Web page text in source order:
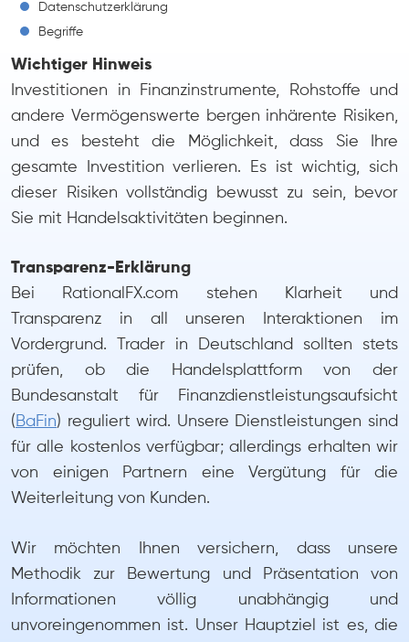
Datenschutzerklärung
Begriffe
Wichtiger Hinweis
Investitionen in Finanzinstrumente, Rohstoffe und
andere Vermögenswerte bergen inhärente Risiken,
und es besteht die Möglichkeit, dass Sie Ihre
gesamte Investition verlieren. Es ist wichtig, sich
dieser Risiken vollständig bewusst zu sein, bevor
Sie mit Handelsaktivitäten beginnen.
Transparenz-Erklärung
Bei RationalFX.com stehen Klarheit und
Transparenz in all unseren Interaktionen im
Vordergrund. Trader in Deutschland sollten stets
prüfen, ob die Handelsplattform von der
Bundesanstalt für Finanzdienstleistungsaufsicht
(BaFin) reguliert wird. Unsere Dienstleistungen sind
für alle kostenlos verfügbar; allerdings erhalten wir
von einigen Partnern eine Vergütung für die
Weiterleitung von Kunden.
Wir möchten Ihnen versichern, dass unsere
Methodik zur Bewertung und Präsentation von
Informationen völlig unabhängig und
unvoreingenommen ist. Unser Hauptziel ist es, die